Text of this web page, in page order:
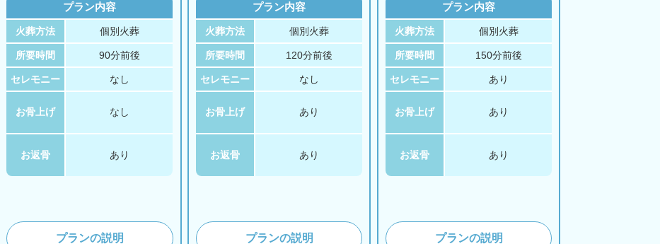
プラン内容
火葬方法 個別火葬
所要時間 90分前後
セレモニー なし
お骨上げ なし
お返骨 あり
プランの説明
プラン内容
火葬方法 個別火葬
所要時間 120分前後
セレモニー なし
お骨上げ あり
お返骨 あり
プランの説明
プラン内容
火葬方法 個別火葬
所要時間 150分前後
セレモニー あり
お骨上げ あり
お返骨 あり
プランの説明